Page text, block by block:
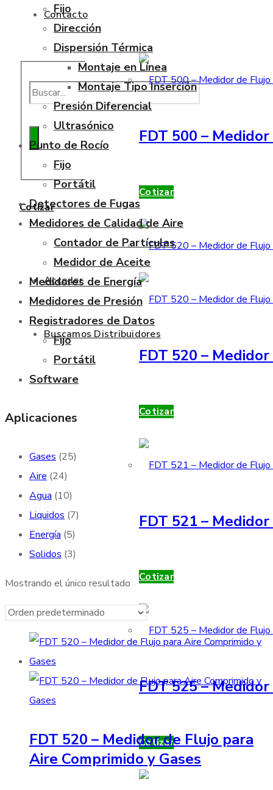
Contacto
Cotizar
Acceder
Buscamos Distribuidores
FDT 500 –
Cotizar
FDT 520 –
Cotizar
FDT 521 –
Cotizar
FDT 525 –
Cotizar
Fijo
Dirección
Dispersión Térmica
Montaje en Línea
Montaje Tipo Inserción
Presión Diferencial
Ultrasónico
Punto de Rocío
Fijo
Portátil
Detectores de Fugas
Medidores de Calidad de Aire
Contador de Partículas
Medidor de Aceite
Medidores de Energía
Medidores de Presión
Registradores de Datos
Fijo
Portátil
Software
Aplicaciones
Gases (25)
Aire (24)
Agua (10)
Liquidos (7)
Energía (5)
Solidos (3)
Mostrando el único resultado
FDT 520 – Medidor de Flujo para
Aire Comprimido y Gases